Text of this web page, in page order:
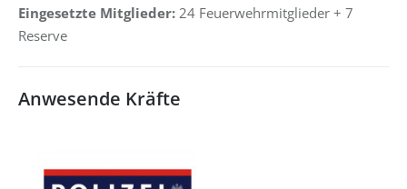
Eingesetzte Mitglieder: 24 Feuerwehrmitglieder + 7
Reserve
Anwesende Kräfte